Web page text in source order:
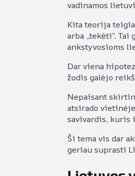
vadinamos
Kita teorija
arba „tekėti“.
ankstyvosioms
Dar viena
žodis galėjo
Nepaisant
atsirado
savivardis, kuris
Ši tema vis dar
geriau suprasti